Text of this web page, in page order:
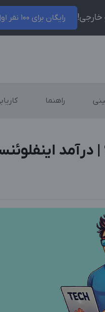
رایگان برای 100 نفر اول
راهنما